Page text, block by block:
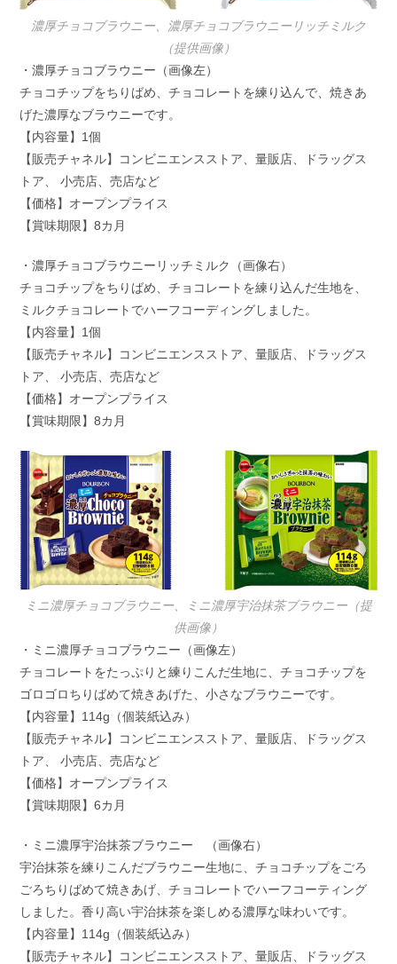
濃厚チョコブラウニー、濃厚チョコブラウニーリッチミルク
（提供画像）
・濃厚チョコブラウニー（画像左）
チョコチップをちりばめ、チョコレートを練り込んで、焼きあ
げた濃厚なブラウニーです。
【内容量】1個
【販売チャネル】コンビニエンスストア、量販店、ドラッグス
トア、 小売店、売店など
【価格】オープンプライス
【賞味期限】8カ月
・濃厚チョコブラウニーリッチミルク（画像右）
チョコチップをちりばめ、チョコレートを練り込んだ生地を、
ミルクチョコレートでハーフコーディングしました。
【内容量】1個
【販売チャネル】コンビニエンスストア、量販店、ドラッグス
トア、 小売店、売店など
【価格】オープンプライス
【賞味期限】8カ月
ミニ濃厚チョコブラウニー、ミニ濃厚宇治抹茶ブラウニー（提
供画像）
・ミニ濃厚チョコブラウニー（画像左）
チョコレートをたっぷりと練りこんだ生地に、チョコチップを
ゴロゴロちりばめて焼きあげた、小さなブラウニーです。
【内容量】114g（個装紙込み）
【販売チャネル】コンビニエンスストア、量販店、ドラッグス
トア、 小売店、売店など
【価格】オープンプライス
【賞味期限】6カ月
・ミニ濃厚宇治抹茶ブラウニー （画像右）
宇治抹茶を練りこんだブラウニー生地に、チョコチップをごろ
ごろちりばめて焼きあげ、チョコレートでハーフコーティング
しました。香り高い宇治抹茶を楽しめる濃厚な味わいです。
【内容量】114g（個装紙込み）
【販売チャネル】コンビニエンスストア、量販店、ドラッグス